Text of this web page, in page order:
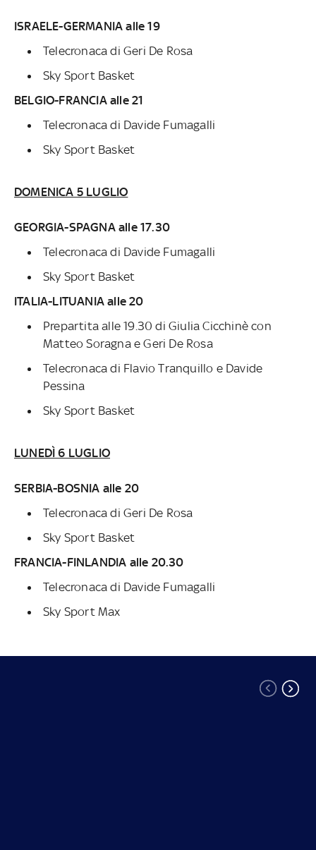
ISRAELE-GERMANIA alle 19
Telecronaca di Geri De Rosa
Sky Sport Basket
BELGIO-FRANCIA alle 21
Telecronaca di Davide Fumagalli
Sky Sport Basket
DOMENICA 5 LUGLIO
GEORGIA-SPAGNA alle 17.30
Telecronaca di Davide Fumagalli
Sky Sport Basket
ITALIA-LITUANIA alle 20
Prepartita alle 19.30 di Giulia Cicchinè con
Matteo Soragna e Geri De Rosa
Telecronaca di Flavio Tranquillo e Davide
Pessina
Sky Sport Basket
LUNEDÌ 6 LUGLIO
SERBIA-BOSNIA alle 20
Telecronaca di Geri De Rosa
Sky Sport Basket
FRANCIA-FINLANDIA alle 20.30
Telecronaca di Davide Fumagalli
Sky Sport Max